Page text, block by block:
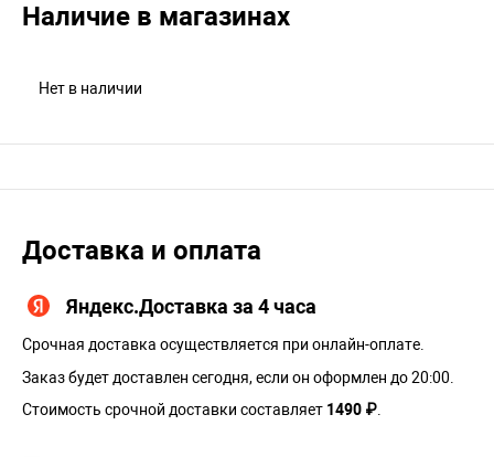
Наличие в магазинах
Нет в наличии
Доставка и оплата
Яндекс.Доставка за 4 часа
Срочная доставка осуществляется при онлайн-оплате.
Заказ будет доставлен сегодня, если он оформлен до 20:00.
Стоимость срочной доставки составляет 1490 ₽